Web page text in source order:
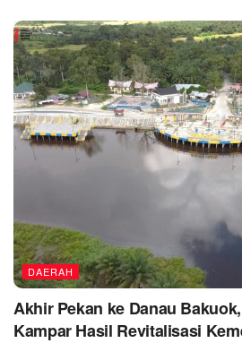
DAERAH
Akhir Pekan ke Danau
Kampar Hasil Revitalisasi